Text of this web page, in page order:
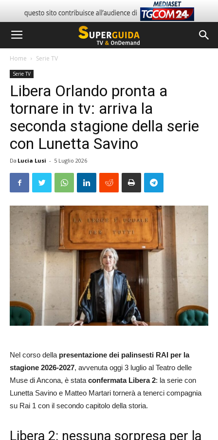
Home Serie TV
Serie TV
Libera Orlando pronta a
tornare in tv: arriva la
seconda stagione della serie
con Lunetta Savino
Da Lucia Lusi - 5 Luglio 2026
Nel corso della presentazione dei palinsesti RAI per la
stagione 2026-2027, avvenuta oggi 3 luglio al Teatro delle
Muse di Ancona, è stata confermata Libera 2: la serie con
Lunetta Savino e Matteo Martari tornerà a tenerci compagnia
su Rai 1 con il secondo capitolo della storia.
Libera 2: nessuna sorpresa per la